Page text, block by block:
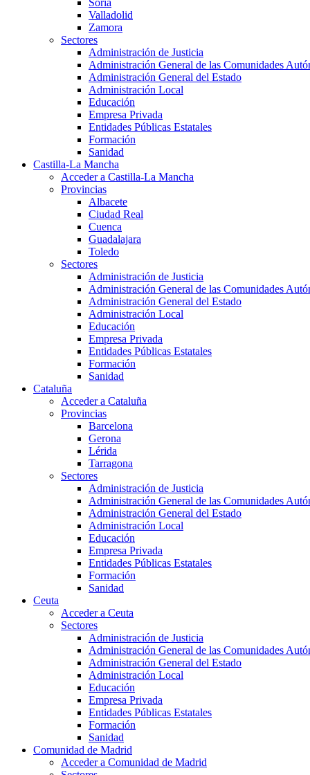
Soria
Valladolid
Zamora
Sectores
Administración de Justicia
Administración General de las Comunidades
Administración General del Estado
Administración Local
Educación
Empresa Privada
Entidades Públicas Estatales
Formación
Sanidad
Castilla-La Mancha
Acceder a Castilla-La Mancha
Provincias
Albacete
Ciudad Real
Cuenca
Guadalajara
Toledo
Sectores
Administración de Justicia
Administración General de las Comunidades
Administración General del Estado
Administración Local
Educación
Empresa Privada
Entidades Públicas Estatales
Formación
Sanidad
Cataluña
Acceder a Cataluña
Provincias
Barcelona
Gerona
Lérida
Tarragona
Sectores
Administración de Justicia
Administración General de las Comunidades
Administración General del Estado
Administración Local
Educación
Empresa Privada
Entidades Públicas Estatales
Formación
Sanidad
Ceuta
Acceder a Ceuta
Sectores
Administración de Justicia
Administración General de las Comunidades
Administración General del Estado
Administración Local
Educación
Empresa Privada
Entidades Públicas Estatales
Formación
Sanidad
Comunidad de Madrid
Acceder a Comunidad de Madrid